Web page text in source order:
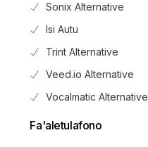
Sonix Alternative
Isi Autu
Trint Alternative
Veed.io Alternative
Vocalmatic Alternative
Fa'aletulafono